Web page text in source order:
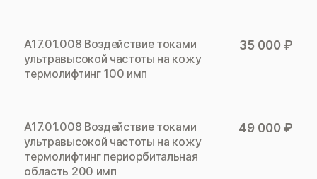
А17.01.008 Воздействие токами
ультравысокой частоты на кожу
термолифтинг 100 имп
35 000 ₽
А17.01.008 Воздействие токами
ультравысокой частоты на кожу
термолифтинг периорбитальная
область 200 имп
49 000 ₽